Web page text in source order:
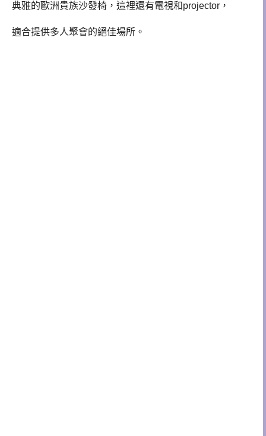
典雅的歐洲貴族沙發椅，這裡還有電視和projector，
適合提供多人聚會的絕佳場所。